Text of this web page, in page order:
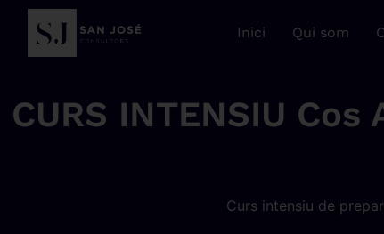
Inici Qui som
CURS INTENSIU
Curs intensiu de